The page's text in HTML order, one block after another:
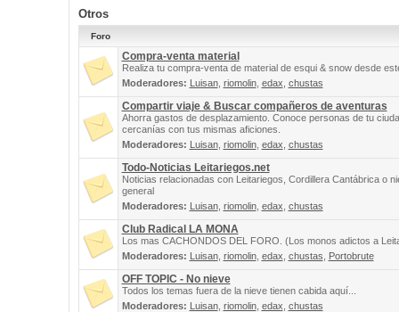
Otros
Foro
Compra-venta material
Realiza tu compra-venta de material de esqui & snow desde
Moderadores: Luisan, riomolin, edax chustas
Compartir viaje & Buscar compañeros de aventuras
Ahorra gastos de desplazamiento. Conoce personas de tu
cercanías con tus mismas aficiones.
Moderadores: Luisan, riomolin, edax chustas
Todo-Noticias Leitariegos.net
Noticias relacionadas con Leitariegos, Cordillera Cantábrica o
general
Moderadores: Luisan, riomolin, edax chustas
Club Radical LA MONA
Los mas CACHONDOS DEL FORO. (Los monos adictos a
Moderadores: Luisan, riomolin, edax chustas Portobrute
OFF TOPIC - No nieve
Todos los temas fuera de la nieve tienen cabida aquí...
Moderadores: Luisan, riomolin, edax chustas